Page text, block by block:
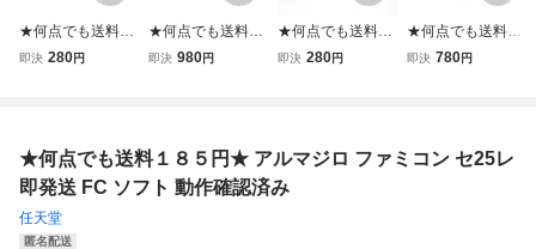
★何点でも送料１
８５円★ ファミリ
即決 280円
★何点でも送料１
８５円★ ハイウェ
即決 980円
★何点でも送料１
８５円★ ピンボー
即決 280円
★何点でも送料１
８５円★ 11 バー
即決 780円
★何点でも送料１８５円★ アルマジロ ファミコン セ25レ
即発送 FC ソフト 動作確認済み
任天堂
匿名配送